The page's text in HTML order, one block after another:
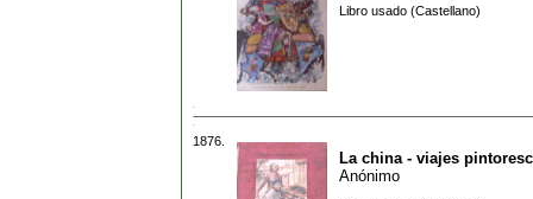
Libro usado (Castellano)
1876.
La china - viajes
Anónimo